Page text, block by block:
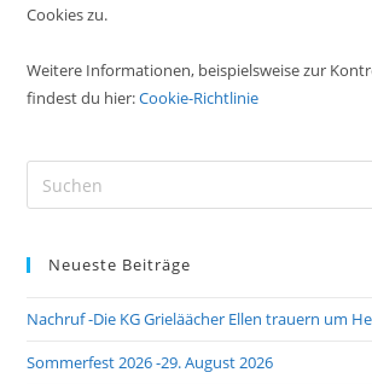
Cookies zu.
Weitere Informationen, beispielsweise zur
findest du hier:Cookie-Richtlinie
Neueste Beiträge
Nachruf -Die KG Grieläächer Ellen trauern um
Sommerfest 2026 -29. August 2026